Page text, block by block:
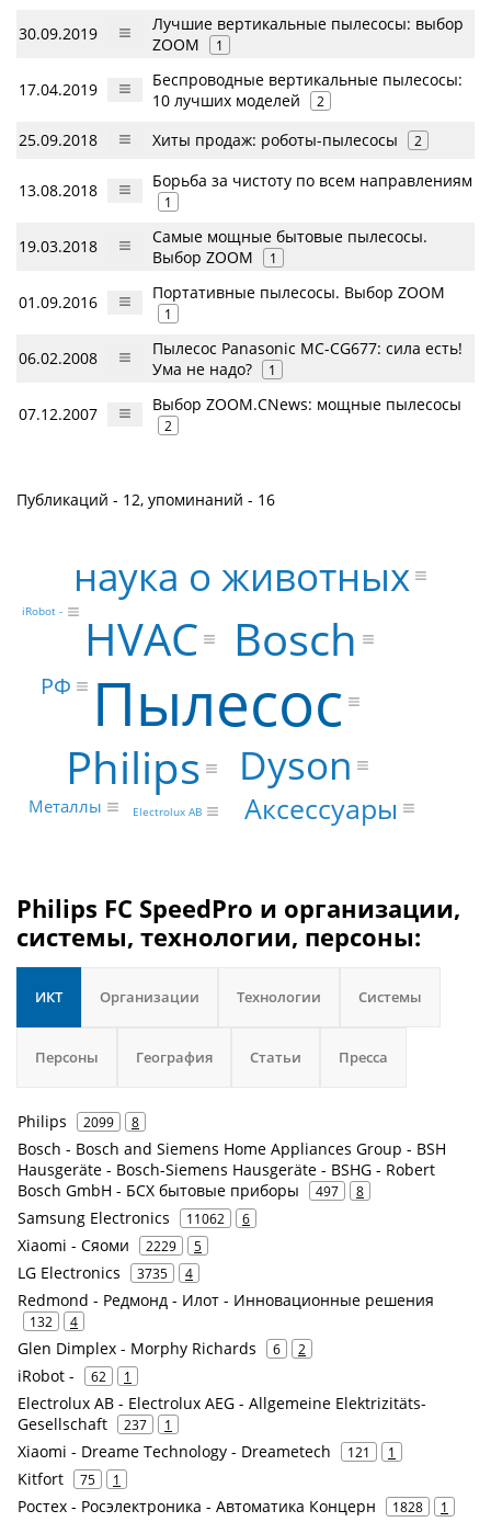
30.09.2019
Лучшие вертикальные пылесосы: выбор
ZOOM
1
17.04.2019
Беспроводные вертикальные пылесосы:
10 лучших моделей
2
25.09.2018 Хиты продаж: роботы-пылесосы 2
13.08.2018 Борьба за чистоту по всем направлениям
1
19.03.2018
Самые мощные бытовые пылесосы.
Выбор ZOOM
1
01.09.2016 Портативные пылесосы. Выбор ZOOM
1
06.02.2008
Пылесос Panasonic MC-CG677: сила есть!
Ума не надо?
1
07.12.2007 Выбор ZOOM.CNews: мощные пылесосы
2
Публикаций - 12, упоминаний - 16
Пылесос
Philips
Bosch
HVAC
Dyson
наука о животных
Аксессуары
РФ
Металлы
iRobot -
Electrolux AB
Philips FC SpeedPro и организации,
системы, технологии, персоны:
ИКТ Организации Технологии Системы
Персоны География Статьи Пресса
Philips 2099 8
Bosch - Bosch and Siemens Home Appliances Group - BSH
Hausgeräte - Bosch-Siemens Hausgeräte - BSHG - Robert
Bosch GmbH - БСХ бытовые приборы
497 8
Samsung Electronics 11062 6
Xiaomi - Сяоми 2229 5
LG Electronics 3735 4
Redmond - Редмонд - Илот - Инновационные решения
132 4
Glen Dimplex - Morphy Richards 6 2
iRobot - 62 1
Electrolux AB - Electrolux AEG - Allgemeine Elektrizitäts-
Gesellschaft
237 1
Xiaomi - Dreame Technology - Dreametech 121 1
Kitfort 75 1
Ростех - Росэлектроника - Автоматика Концерн 1828 1